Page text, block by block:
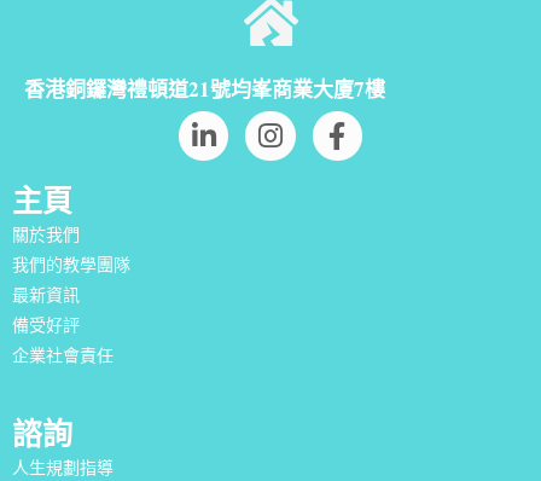
香港銅鑼灣禮頓道21號均峯商業大廈7樓
主頁
關於我們
我們的教學團隊
最新資訊
備受好評
企業社會責任
諮詢
人生規劃指導